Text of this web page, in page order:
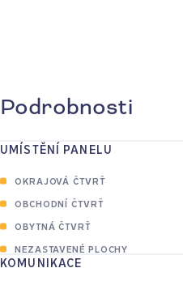
Podrobnosti
UMÍSTĚNÍ PANELU
OKRAJOVÁ ČTVRŤ
OBCHODNÍ ČTVRŤ
OBYTNÁ ČTVRŤ
NEZASTAVENÉ PLOCHY
KOMUNIKACE